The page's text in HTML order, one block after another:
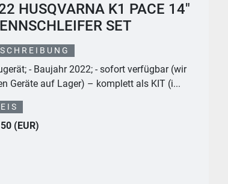
K535I 36 V, 9"
- KOMPLETSET
K 535i ist ein leichter Akku-
mit geringen Vibrationen, der